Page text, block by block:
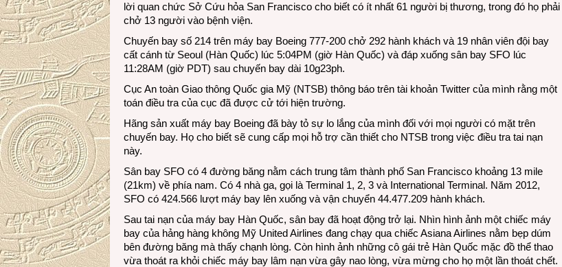
lời quan chức Sở Cứu hỏa San Francisco cho biết có ít nhất 61 người bị thương, trong đó họ phải
chở 13 người vào bệnh viện.
Chuyến bay số 214 trên máy bay Boeing 777-200 chở 292 hành khách và 19 nhân viên đội bay
cất cánh từ Seoul (Hàn Quốc) lúc 5:04PM (giờ Hàn Quốc) và đáp xuống sân bay SFO lúc
11:28AM (giờ PDT) sau chuyến bay dài 10g23ph.
Cục An toàn Giao thông Quốc gia Mỹ (NTSB) thông báo trên tài khoản Twitter của mình rằng một
toán điều tra của cục đã được cử tới hiện trường.
Hãng sản xuất máy bay Boeing đã bày tỏ sự lo lắng của mình đối với mọi người có mặt trên
chuyến bay. Họ cho biết sẽ cung cấp mọi hỗ trợ cần thiết cho NTSB trong việc điều tra tai nạn
này.
Sân bay SFO có 4 đường băng nằm cách trung tâm thành phố San Francisco khoảng 13 mile
(21km) về phía nam. Có 4 nhà ga, gọi là Terminal 1, 2, 3 và International Terminal. Năm 2012,
SFO có 424.566 lượt máy bay lên xuống và vận chuyển 44.477.209 hành khách.
Sau tai nạn của máy bay Hàn Quốc, sân bay đã hoạt động trở lại. Nhìn hình ảnh một chiếc máy
bay của hảng hàng không Mỹ United Airlines đang chạy qua chiếc Asiana Airlines nằm bẹp dúm
bên đường băng mà thấy chạnh lòng. Còn hình ảnh những cô gái trẻ Hàn Quốc mặc đồ thể thao
vừa thoát ra khỏi chiếc máy bay lâm nạn vừa gây nao lòng, vừa mừng cho họ một lần thoát chết.